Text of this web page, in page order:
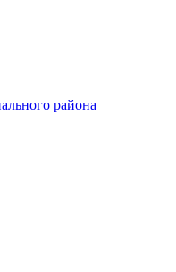
района